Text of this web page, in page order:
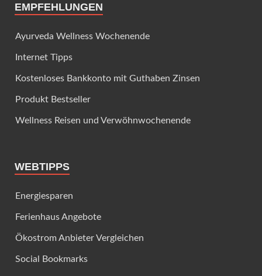
EMPFEHLUNGEN
Ayurveda Wellness Wochenende
Internet Tipps
Kostenloses Bankkonto mit Guthaben Zinsen
Produkt Bestseller
Wellness Reisen und Verwöhnwochenende
WEBTIPPS
Energiesparen
Ferienhaus Angebote
Ökostrom Anbieter Vergleichen
Social Bookmarks